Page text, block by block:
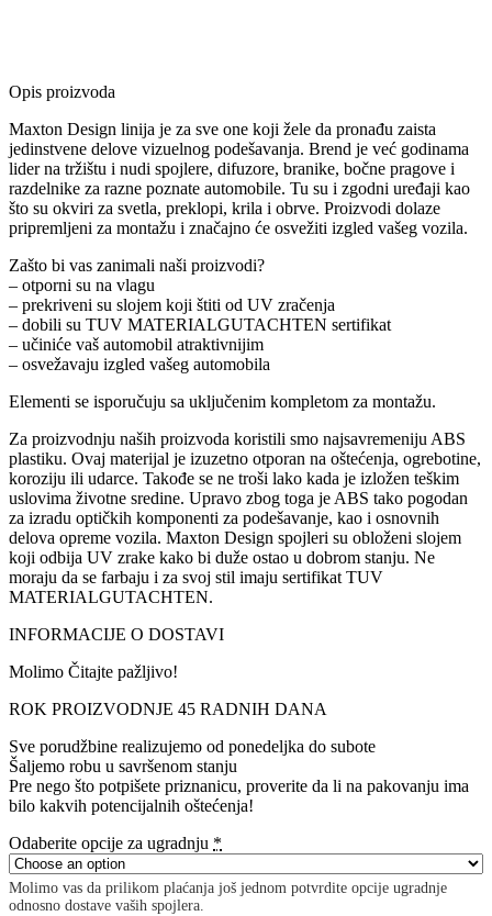
Opis proizvoda
Maxton Design linija je za sve one koji žele da pronađu zaista
jedinstvene delove vizuelnog podešavanja. Brend je već godinama
lider na tržištu i nudi spojlere, difuzore, branike, bočne pragove i
razdelnike za razne poznate automobile. Tu su i zgodni uređaji kao
što su okviri za svetla, preklopi, krila i obrve. Proizvodi dolaze
pripremljeni za montažu i značajno će osvežiti izgled vašeg vozila.
Zašto bi vas zanimali naši proizvodi?
– otporni su na vlagu
– prekriveni su slojem koji štiti od UV zračenja
– dobili su TUV MATERIALGUTACHTEN sertifikat
– učiniće vaš automobil atraktivnijim
– osvežavaju izgled vašeg automobila
Elementi se isporučuju sa uključenim kompletom za montažu.
Za proizvodnju naših proizvoda koristili smo najsavremeniju ABS
plastiku. Ovaj materijal je izuzetno otporan na oštećenja, ogrebotine,
koroziju ili udarce. Takođe se ne troši lako kada je izložen teškim
uslovima životne sredine. Upravo zbog toga je ABS tako pogodan
za izradu optičkih komponenti za podešavanje, kao i osnovnih
delova opreme vozila. Maxton Design spojleri su obloženi slojem
koji odbija UV zrake kako bi duže ostao u dobrom stanju. Ne
moraju da se farbaju i za svoj stil imaju sertifikat TUV
MATERIALGUTACHTEN.
INFORMACIJE O DOSTAVI
Molimo Čitajte pažljivo!
ROK PROIZVODNJE 45 RADNIH DANA
Sve porudžbine realizujemo od ponedeljka do subote
Šaljemo robu u savršenom stanju
Pre nego što potpišete priznanicu, proverite da li na pakovanju ima
bilo kakvih potencijalnih oštećenja!
Odaberite opcije za ugradnju *
Molimo vas da prilikom plaćanja još jednom potvrdite opcije ugradnje
odnosno dostave vaših spojlera.